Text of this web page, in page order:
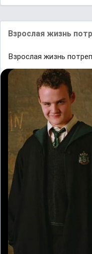
Взрослая жизнь
Взрослая жизнь